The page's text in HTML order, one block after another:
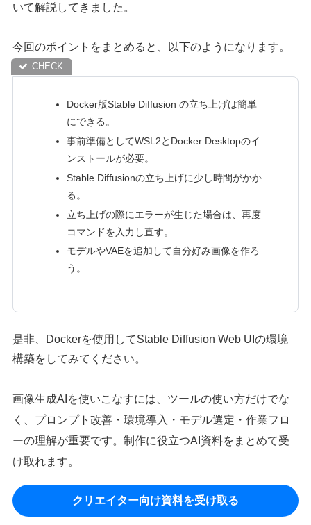
いて解説してきました。
今回のポイントをまとめると、以下のようになります。
Docker版Stable Diffusion の立ち上げは簡単
にできる。
事前準備としてWSL2とDocker Desktopのイ
ンストールが必要。
Stable Diffusionの立ち上げに少し時間がかか
る。
立ち上げの際にエラーが生じた場合は、再度
コマンドを入力し直す。
モデルやVAEを追加して自分好み画像を作ろ
う。
是非、Dockerを使用してStable Diffusion Web UIの環境
構築をしてみてください。
画像生成AIを使いこなすには、ツールの使い方だけでな
く、プロンプト改善・環境導入・モデル選定・作業フロ
ーの理解が重要です。制作に役立つAI資料をまとめて受
け取れます。
クリエイター向け資料を受け取る